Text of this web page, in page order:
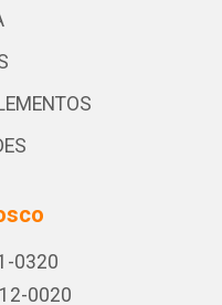
0320
0020